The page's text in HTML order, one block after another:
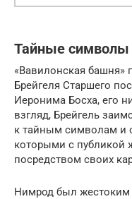
Тайные символы
«Вавилонская башня»
Брейгеля Старшего
Иеронима Босха, его
взгляд, Брейгель
к тайным символам и
которыми с публикой
посредством своих
Нимрод был жестоким